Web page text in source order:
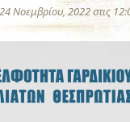
Νοεμβρίου, 2022 στις